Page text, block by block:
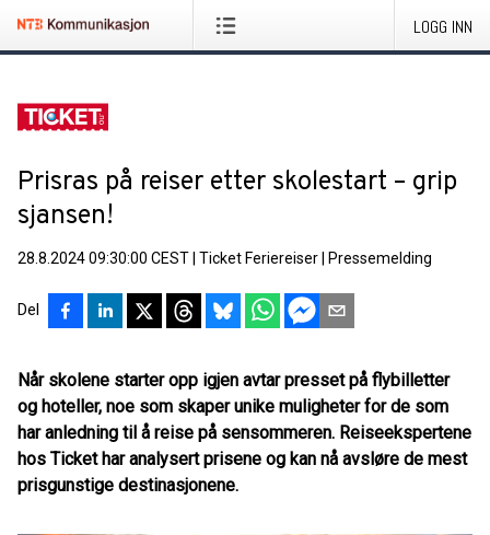
LOGG INN
Prisras på reiser etter skolestart – grip
sjansen!
28.8.2024 09:30:00 CEST Ticket Feriereiser Pressemelding
Del
Når skolene starter opp igjen avtar presset på flybilletter
og hoteller, noe som skaper unike muligheter for de som
har anledning til å reise på sensommeren. Reiseekspertene
hos Ticket har analysert prisene og kan nå avsløre de mest
prisgunstige destinasjonene.